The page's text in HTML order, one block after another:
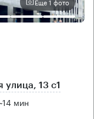
13 с1
14 мин